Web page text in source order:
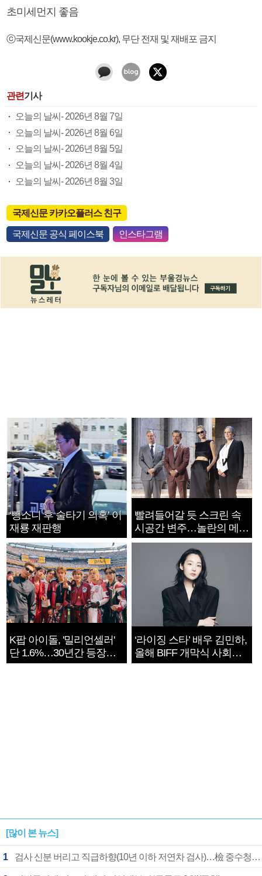
초미세먼지 좋음
ⓒ국제신문(www.kookje.co.kr), 무단 전재 및 재배포 금지
관련기사
오늘의 날씨- 2026년 8월 7일
오늘의 날씨- 2026년 8월 6일
오늘의 날씨- 2026년 8월 5일
오늘의 날씨- 2026년 8월 4일
오늘의 날씨- 2026년 8월 3일
국제신문 카카오플러스 친구
국제신문 공식 페이스북 인스타그램
‘뺑소니 후 술타기 의혹’ 이
재룡 재판행
빨려들어갈 듯 스크린 속
시공간 변주…놀란의 메시
지는 ‘전쟁 속죄’
K팝 아이돌, '밀리언셀러'
단 1.6%…30년간 등장
1182개팀 전수조사
‘라이징 스타’ 배우 김민하,
올해 BIFF 개막식 사회자
확정
[많이 본 뉴스]
1 검사 신분 버리고 직급하향(10년 이하 저연차 검사)…檢 중수청행 기피